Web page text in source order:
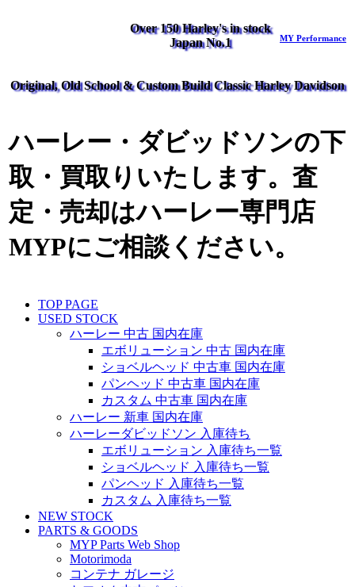
Over 150 Harley's in stock
Japan No.1
MY Performance
Original, Old School & Custom Build Classic Harley Davidson
ハーレー・ダビッドソンの下
取・買取りいたします。査
定・売却はハーレー専門店
MYPにご相談ください。
TOP PAGE
USED STOCK
ハーレー 中古 国内在庫
エボリューション 中古 国内在庫
ショベルヘッド 中古車 国内在庫
パンヘッド 中古車 国内在庫
カスタム 中古車 国内在庫
ハーレー 新車 国内在庫
ハーレーダビッドソン 入庫待ち
エボリューション 入庫待ち一覧
ショベルヘッド 入庫待ち一覧
パンヘッド 入庫待ち一覧
カスタム 入庫待ち一覧
NEW STOCK
PARTS & GOODS
MYP Parts Web Shop
Motorimoda
コンテナ ガレージ